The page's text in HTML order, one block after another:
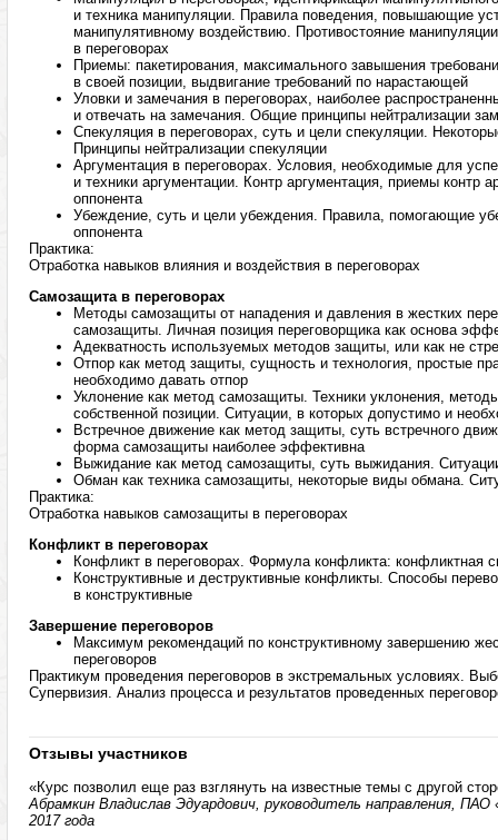
и техника манипуляции. Правила поведения, повышающие
манипулятивному воздействию. Противостояние
в переговорах
Приемы: пакетирования, максимального завышения
в своей позиции, выдвигание требований по нарастающей
Уловки и замечания в переговорах, наиболее
и отвечать на замечания. Общие принципы нейтрализации
Спекуляция в переговорах, суть и цели спекуляции.
Принципы нейтрализации спекуляции
Аргументация в переговорах. Условия, необходимые для
и техники аргументации. Контр аргументация, приемы контр
оппонента
Убеждение, суть и цели убеждения. Правила, помогающие
оппонента
Практика:
Отработка навыков влияния и воздействия в переговорах
Самозащита в переговорах
Методы самозащиты от нападения и давления в жестких
самозащиты. Личная позиция переговорщика как основа
Адекватность используемых методов защиты, или как не
Отпор как метод защиты, сущность и технология, простые
необходимо давать отпор
Уклонение как метод самозащиты. Техники уклонения,
собственной позиции. Ситуации, в которых допустимо и
Встречное движение как метод защиты, суть встречного
форма самозащиты наиболее эффективна
Выжидание как метод самозащиты, суть выжидания.
Обман как техника самозащиты, некоторые виды обмана.
Практика:
Отработка навыков самозащиты в переговорах
Конфликт в переговорах
Конфликт в переговорах. Формула конфликта: конфликтная
Конструктивные и деструктивные конфликты. Способы
в конструктивные
Завершение переговоров
Максимум рекомендаций по конструктивному завершению
переговоров
Практикум проведения переговоров в экстремальных условиях.
Супервизия. Анализ процесса и результатов проведенных
Отзывы участников
«Курс позволил еще раз взглянуть на известные темы с другой
Абрамкин Владислав Эдуардович, руководитель направления,
2017 года